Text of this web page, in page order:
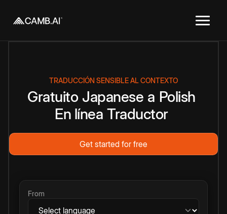
TRADUCCIÓN SENSIBLE AL CONTEXTO
Gratuito Japanese a Polish
En línea Traductor
Get started for free
From